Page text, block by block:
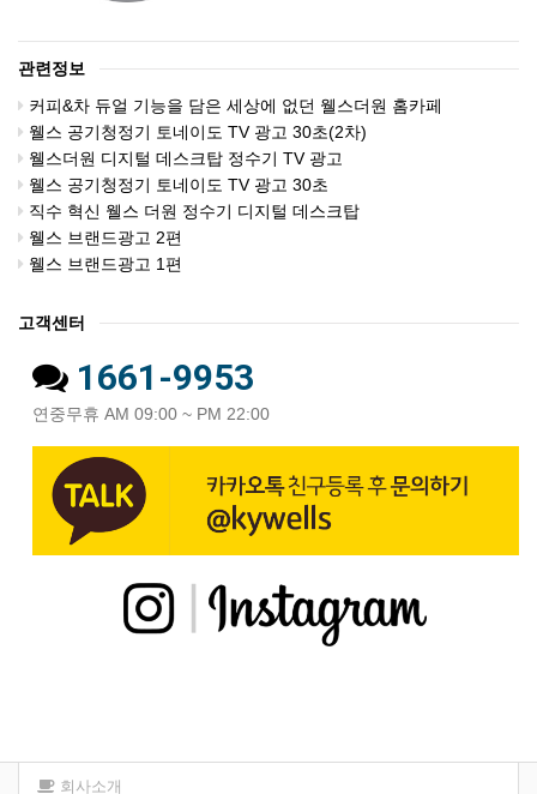
관련정보
커피&차 듀얼 기능을 담은 세상에 없던 웰스더원 홈카페
웰스 공기청정기 토네이도 TV 광고 30초(2차)
웰스더원 디지털 데스크탑 정수기 TV 광고
웰스 공기청정기 토네이도 TV 광고 30초
직수 혁신 웰스 더원 정수기 디지털 데스크탑
웰스 브랜드광고 2편
웰스 브랜드광고 1편
고객센터
1661-9953
연중무휴 AM 09:00 ~ PM 22:00
회사소개